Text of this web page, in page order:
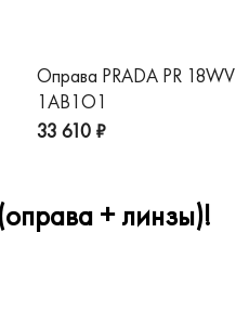
Оправа PRADA PR 18WV
1AB1O1
33 610 ₽
+ линзы)!